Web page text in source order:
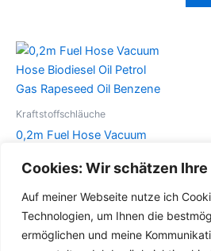
Cookies: Wir schätzen
Auf meiner Webseite nutze ich
Technologien, um Ihnen die
ermöglichen und meine
Die
Optionen
können
auf
der
gewählt
werden
Kraftstoffschläuche
0,2m Fuel Hose Vacuum
Gas Rapeseed Oil Benzene
Details
Dieses
Produkt
weist